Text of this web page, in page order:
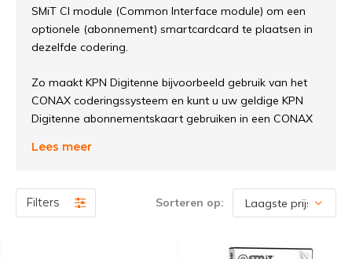
SMiT CI module (Common Interface module) om een
optionele (abonnement) smartcardcard te plaatsen in
dezelfde codering.
Zo maakt KPN Digitenne bijvoorbeeld gebruik van het
CONAX coderingssysteem en kunt u uw geldige KPN
Digitenne abonnementskaart gebruiken in een CONAX
dient dan uiteraard wél in het bezit te zijn van een
ingebouwde tuner én een vrij CI slot om de module te
Lees meer
Filters Sorteren op: